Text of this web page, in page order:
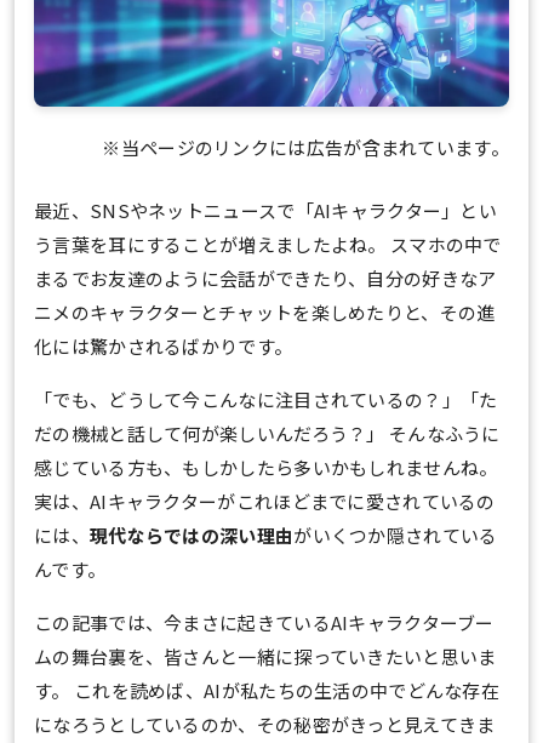
※当ページのリンクには広告が含まれています。
最近、SNSやネットニュースで「AIキャラクター」とい
う言葉を耳にすることが増えましたよね。 スマホの中で
まるでお友達のように会話ができたり、自分の好きなア
ニメのキャラクターとチャットを楽しめたりと、その進
化には驚かされるばかりです。
「でも、どうして今こんなに注目されているの？」「た
だの機械と話して何が楽しいんだろう？」 そんなふうに
感じている方も、もしかしたら多いかもしれませんね。
実は、AIキャラクターがこれほどまでに愛されているの
には、 現代ならではの深い理由がいくつか隠されている
んです。
この記事では、今まさに起きているAIキャラクターブー
ムの舞台裏を、皆さんと一緒に探っていきたいと思いま
す。 これを読めば、AIが私たちの生活の中でどんな存在
になろうとしているのか、その秘密がきっと見えてきま